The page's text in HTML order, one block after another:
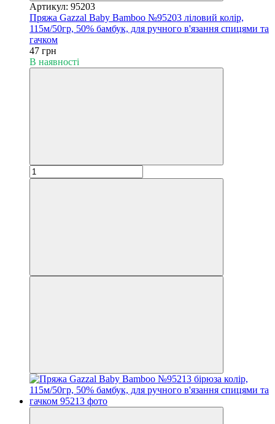
Артикул: 95203
Пряжа Gazzal Baby Bamboo №95203 ліловий колір,
115м/50гр, 50% бамбук, для ручного в'язання спицями та
гачком
47 грн
В наявності